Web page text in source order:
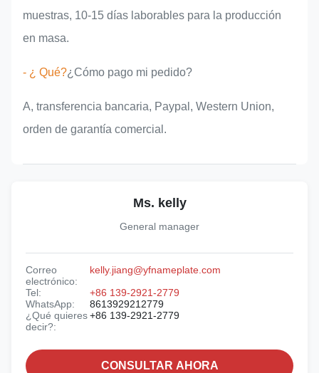
muestras, 10-15 días laborables para la producción
en masa.
- ¿ Qué?¿Cómo pago mi pedido?
A, transferencia bancaria, Paypal, Western Union,
orden de garantía comercial.
Ms. kelly
General manager
Correo
electrónico:
kelly.jiang@yfnameplate.com
Tel:
+86 139-2921-2779
WhatsApp:
8613929212779
¿Qué quieres
decir?:
+86 139-2921-2779
CONSULTAR AHORA